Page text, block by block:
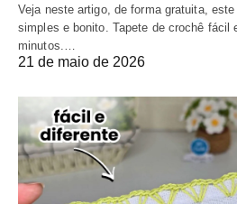
Veja neste artigo, de forma gratuita,
simples e bonito. Tapete de crochê fácil
minutos.…
21 de maio de 2026